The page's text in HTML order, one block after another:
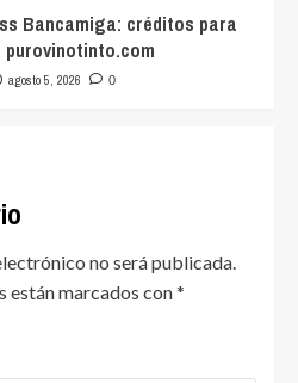
Bancamiga: créditos para
agosto 5, 2026 0
no será publicada.
están marcados con*